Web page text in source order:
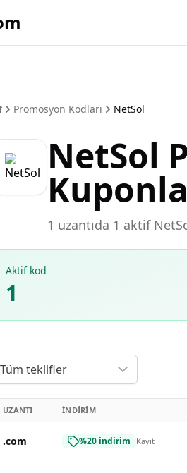
Promosyon Kodları NetSol
NetSol
1 uzantıda 1 aktif
Aktif kod
1
Tüm teklifler
UZANTI İNDIRIM
.com %20 indirim Kayıt